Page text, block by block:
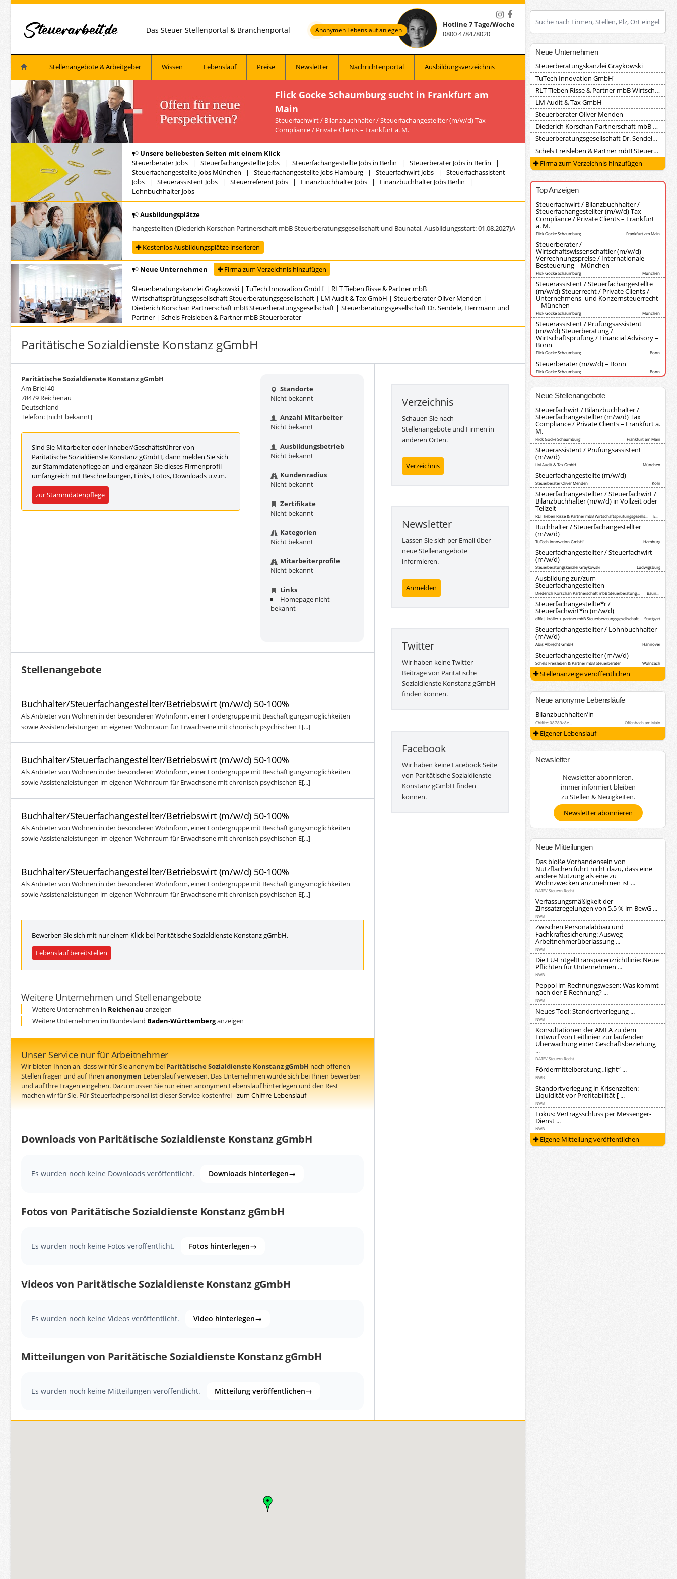
Das Steuer Stellenportal & Branchenportal Anonymen Lebenslauf anlegen
Hotline 7 Tage/Woche
0800 478478020
Stellenangebote & Arbeitgeber Wissen Lebenslauf Preise Newsletter Nachrichtenportal Ausbildungsverzeichnis
Flick Gocke Schaumburg sucht in Frankfurt am
Main
Steuerfachwirt / Bilanzbuchhalter / Steuerfachangestellter (m/w/d) Tax
Compliance / Private Clients – Frankfurt a. M.
Unsere beliebesten Seiten mit einem Klick
Steuerberater Jobs | Steuerfachangestellte Jobs | Steuerfachangestellte Jobs in Berlin | Steuerberater Jobs in Berlin |
Steuerfachangestellte Jobs München | Steuerfachangestellte Jobs Hamburg | Steuerfachwirt Jobs | Steuerfachassistent
Jobs | Steuerassistent Jobs | Steuerreferent Jobs | Finanzbuchhalter Jobs | Finanzbuchhalter Jobs Berlin |
Lohnbuchhalter Jobs
Ausbildungsplätze
Ausbildung zur/zum Steuerfachangestellten (Diederich Korschan Partnerschaft mbB Steuerberatungsgesellschaft und Baunatal, Ausbildungsstart: 01.08.2027)Ausbildung zur/zum Steuerfachangestellten (Diederich
Kostenlos Ausbildungsplätze inserieren
Neue Unternehmen Firma zum Verzeichnis hinzufügen
Steuerberatungskanzlei Graykowski | TuTech Innovation GmbH' | RLT Tieben Risse & Partner mbB
Wirtschaftsprüfungsgesellschaft Steuerberatungsgesellschaft | LM Audit & Tax GmbH | Steuerberater Oliver Menden |
Diederich Korschan Partnerschaft mbB Steuerberatungsgesellschaft | Steuerberatungsgesellschaft Dr. Sendele, Herrmann und
Partner | Schels Freisleben & Partner mbB Steuerberater
Paritätische Sozialdienste Konstanz gGmbH
Paritätische Sozialdienste Konstanz gGmbH
Am Briel 40
78479 Reichenau
Deutschland
Telefon: [nicht bekannt]
Sind Sie Mitarbeiter oder Inhaber/Geschäftsführer von
Paritätische Sozialdienste Konstanz gGmbH, dann melden Sie sich
zur Stammdatenpflege an und ergänzen Sie dieses Firmenprofil
umfangreich mit Beschreibungen, Links, Fotos, Downloads u.v.m.
zur Stammdatenpflege
Standorte
Nicht bekannt
Anzahl Mitarbeiter
Nicht bekannt
Ausbildungsbetrieb
Nicht bekannt
Kundenradius
Nicht bekannt
Zertifikate
Nicht bekannt
Kategorien
Nicht bekannt
Mitarbeiterprofile
Nicht bekannt
Links
Homepage nicht
bekannt
Stellenangebote
Buchhalter/Steuerfachangestellter/Betriebswirt (m/w/d) 50-100%
Als Anbieter von Wohnen in der besonderen Wohnform, einer Fördergruppe mit Beschäftigungsmöglichkeiten
sowie Assistenzleistungen im eigenen Wohnraum für Erwachsene mit chronisch psychischen E[...]
Buchhalter/Steuerfachangestellter/Betriebswirt (m/w/d) 50-100%
Als Anbieter von Wohnen in der besonderen Wohnform, einer Fördergruppe mit Beschäftigungsmöglichkeiten
sowie Assistenzleistungen im eigenen Wohnraum für Erwachsene mit chronisch psychischen E[...]
Buchhalter/Steuerfachangestellter/Betriebswirt (m/w/d) 50-100%
Als Anbieter von Wohnen in der besonderen Wohnform, einer Fördergruppe mit Beschäftigungsmöglichkeiten
sowie Assistenzleistungen im eigenen Wohnraum für Erwachsene mit chronisch psychischen E[...]
Buchhalter/Steuerfachangestellter/Betriebswirt (m/w/d) 50-100%
Als Anbieter von Wohnen in der besonderen Wohnform, einer Fördergruppe mit Beschäftigungsmöglichkeiten
sowie Assistenzleistungen im eigenen Wohnraum für Erwachsene mit chronisch psychischen E[...]
Bewerben Sie sich mit nur einem Klick bei Paritätische Sozialdienste Konstanz gGmbH.
Lebenslauf bereitstellen
Weitere Unternehmen und Stellenangebote
Weitere Unternehmen in Reichenau anzeigen
Weitere Unternehmen im Bundesland Baden-Württemberganzeigen
Unser Service nur für Arbeitnehmer
Wir bieten Ihnen an, dass wir für Sie anonym bei Paritätische Sozialdienste Konstanz gGmbH nach offenen
Stellen fragen und auf Ihren anonymen Lebenslauf verweisen. Das Unternehmen würde sich bei Ihnen bewerben
und auf Ihre Fragen eingehen. Dazu müssen Sie nur einen anonymen Lebenslauf hinterlegen und den Rest
machen wir für Sie. Für Steuerfachpersonal ist dieser Service kostenfrei -zum Chiffre-Lebenslauf
Downloads von Paritätische Sozialdienste Konstanz gGmbH
Es wurden noch keine Downloads veröffentlicht. Downloads hinterlegen→
Fotos von Paritätische Sozialdienste Konstanz gGmbH
Es wurden noch keine Fotos veröffentlicht. Fotos hinterlegen→
Videos von Paritätische Sozialdienste Konstanz gGmbH
Es wurden noch keine Videos veröffentlicht. Video hinterlegen→
Mitteilungen von Paritätische Sozialdienste Konstanz gGmbH
Es wurden noch keine Mitteilungen veröffentlicht. Mitteilung veröffentlichen→
Verzeichnis
Schauen Sie nach
Stellenangebote und Firmen in
anderen Orten.
Verzeichnis
Newsletter
Lassen Sie sich per Email über
neue Stellenangebote
informieren.
Anmelden
Twitter
Wir haben keine Twitter
Beiträge von Paritätische
Sozialdienste Konstanz gGmbH
finden können.
Facebook
Wir haben keine Facebook Seite
von Paritätische Sozialdienste
Konstanz gGmbH finden
können.
Neue Unternehmen
Steuerberatungskanzlei Graykowski
TuTech Innovation GmbH'
RLT Tieben Risse & Partner mbB Wirtschaftsprüfungsgesellschaft Steuerberatungsgesellschaft
LM Audit & Tax GmbH
Steuerberater Oliver Menden
Diederich Korschan Partnerschaft mbB Steuerberatungsgesellschaft
Steuerberatungsgesellschaft Dr. Sendele, Herrmann und Partner
Schels Freisleben & Partner mbB Steuerberater
Firma zum Verzeichnis hinzufügen
Top Anzeigen
Steuerfachwirt / Bilanzbuchhalter /
Steuerfachangestellter (m/w/d) Tax
Compliance / Private Clients – Frankfurt
a. M.
Flick Gocke Schaumburg Frankfurt am Main
Steuerberater /
Wirtschaftswissenschaftler (m/w/d)
Verrechnungspreise / Internationale
Besteuerung – München
Flick Gocke Schaumburg München
Steuerassistent / Steuerfachangestellte
(m/w/d) Steuerrecht / Private Clients /
Unternehmens- und Konzernsteuerrecht
– München
Flick Gocke Schaumburg München
Steuerassistent / Prüfungsassistent
(m/w/d) Steuerberatung /
Wirtschaftsprüfung / Financial Advisory –
Bonn
Flick Gocke Schaumburg Bonn
Steuerberater (m/w/d) – Bonn
Flick Gocke Schaumburg Bonn
Neue Stellenangebote
Steuerfachwirt / Bilanzbuchhalter /
Steuerfachangestellter (m/w/d) Tax
Compliance / Private Clients – Frankfurt a.
M.
Flick Gocke Schaumburg Frankfurt am Main
Steuerassistent / Prüfungsassistent
(m/w/d)
LM Audit & Tax GmbH München
Steuerfachangestellte (m/w/d)
Steuerberater Oliver Menden Köln
Steuerfachangestellter / Steuerfachwirt /
Bilanzbuchhalter (m/w/d) in Vollzeit oder
Teilzeit
Buchhalter / Steuerfachangestellter
(m/w/d)
TuTech Innovation GmbH' Hamburg
Steuerfachangestellter / Steuerfachwirt
(m/w/d)
Steuerberatungskanzlei Graykowski Ludwigsburg
Ausbildung zur/zum
Steuerfachangestellten
Baunatal
Steuerfachangestellte*r /
Steuerfachwirt*in (m/w/d)
dffk | kröller + partner mbB Steuerberatungsgesellschaft Stuttgart
Steuerfachangestellter / Lohnbuchhalter
(m/w/d)
Abis Albrecht GmbH Hannover
Steuerfachangestellter (m/w/d)
Schels Freisleben & Partner mbB Steuerberater Wolnzach
Stellenanzeige veröffentlichen
Neue anonyme Lebensläufe
Bilanzbuchhalter/in
Chiffre: 08789a8e… Offenbach am Main
Eigener Lebenslauf
Newsletter
Newsletter abonnieren,
immer informiert bleiben
zu Stellen & Neuigkeiten.
Newsletter abonnieren
Neue Mitteilungen
Das bloße Vorhandensein von
Nutzflächen führt nicht dazu, dass eine
andere Nutzung als eine zu
Wohnzwecken anzunehmen ist ...
DATEV Steuern Recht
Verfassungsmäßigkeit der
Zinssatzregelungen von 5,5 % im BewG ...
NWB
Zwischen Personalabbau und
Fachkräftesicherung: Ausweg
Arbeitnehmerüberlassung ...
NWB
Die EU-Entgelttransparenzrichtlinie: Neue
Pflichten für Unternehmen ...
NWB
Peppol im Rechnungswesen: Was kommt
nach der E-Rechnung? ...
NWB
Neues Tool: Standortverlegung ...
NWB
Konsultationen der AMLA zu dem
Entwurf von Leitlinien zur laufenden
Überwachung einer Geschäftsbeziehung
...
DATEV Steuern Recht
Fördermittelberatung „light“ ...
NWB
Standortverlegung in Krisenzeiten:
Liquidität vor Profitabilität [ ...
NWB
Fokus: Vertragsschluss per Messenger-
Dienst ...
NWB
Eigene Mitteilung veröffentlichen